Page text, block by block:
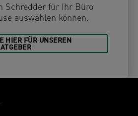
Schredder für Ihr Büro
auswählen können.
HIER FÜR UNSEREN